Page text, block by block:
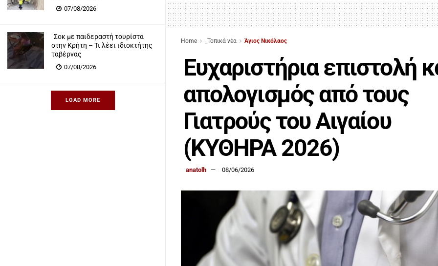
07/08/2026
Σοκ με παιδεραστή τουρίστα
στην Κρήτη – Τι λέει ιδιοκτήτης
ταβέρνας
07/08/2026
LOAD MORE
Home _Τοπικά νέα Άγιος Νικόλαος
Ευχαριστήρια επιστολή
απολογισμός από τους
Γιατρούς του Αιγαίου
(ΚΥΘΗΡΑ 2026)
anatolh 08/06/2026